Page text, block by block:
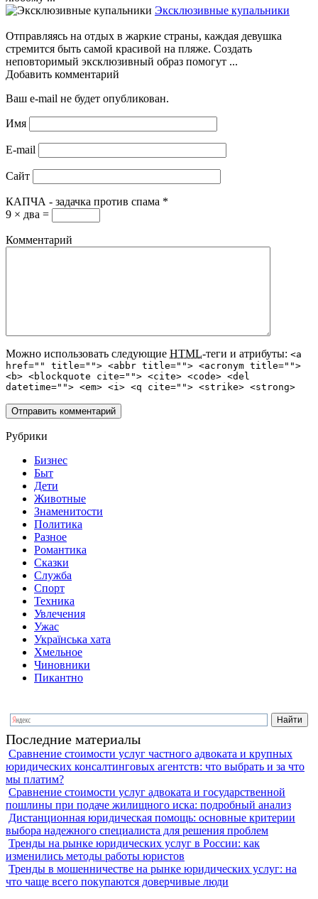
Эксклюзивные купальники
Отправляясь на отдых в жаркие страны, каждая девушка
стремится быть самой красивой на пляже. Создать
неповторимый эксклюзивный образ помогут ...
Добавить комментарий
Ваш e-mail не будет опубликован.
Имя
E-mail
Сайт
КАПЧА - задачка против спама *
9 × два =
Комментарий
Можно использовать следующие HTML-теги и атрибуты: <a
href="" title=""> <abbr title=""> <acronym title="">
<b> <blockquote cite=""> <cite> <code> <del
datetime=""> <em> <i> <q cite=""> <strike> <strong>
Рубрики
Бизнес
Быт
Дети
Животные
Знаменитости
Политика
Разное
Романтика
Сказки
Служба
Спорт
Техника
Увлечения
Ужас
Українська хата
Хмельное
Чиновники
Пикантно
Последние материалы
Сравнение стоимости услуг частного адвоката и крупных
юридических консалтинговых агентств: что выбрать и за что
мы платим?
Сравнение стоимости услуг адвоката и государственной
пошлины при подаче жилищного иска: подробный анализ
Дистанционная юридическая помощь: основные критерии
выбора надежного специалиста для решения проблем
Тренды на рынке юридических услуг в России: как
изменились методы работы юристов
Тренды в мошенничестве на рынке юридических услуг: на
что чаще всего покупаются доверчивые люди